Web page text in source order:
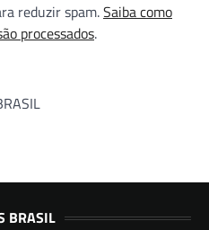
reduzir spam.Saiba como
processados.
BRASIL